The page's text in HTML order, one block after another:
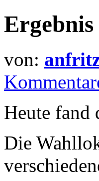
von:
Heute fand
Die